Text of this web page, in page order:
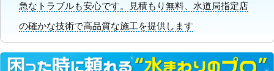
急なトラブルも安心です。見積もり無料、水道局指定店
の確かな技術で高品質な施工を提供します